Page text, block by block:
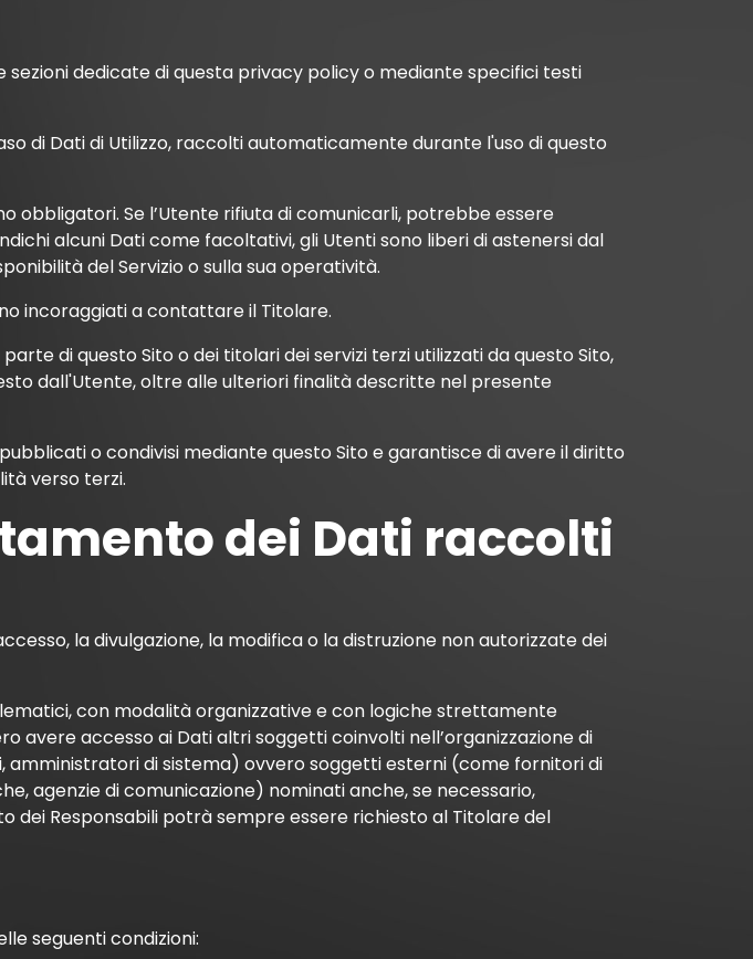
dedicate di questa privacy policy o mediante specifici testi
di Dati di Utilizzo, raccolti automaticamente durante l'uso di questo
obbligatori. Se l’Utente rifiuta di comunicarli, potrebbe essere
alcuni Dati come facoltativi, gli Utenti sono liberi di astenersi dal
del Servizio o sulla sua operatività.
incoraggiati a contattare il Titolare.
di questo Sito o dei titolari dei servizi terzi utilizzati da questo Sito,
dall'Utente, oltre alle ulteriori finalità descritte nel presente
o condivisi mediante questo Sito e garantisce di avere il diritto
verso terzi.
dei Dati raccolti
la divulgazione, la modifica o la distruzione non autorizzate dei
con modalità organizzative e con logiche strettamente
avere accesso ai Dati altri soggetti coinvolti nell’organizzazione di
di sistema) ovvero soggetti esterni (come fornitori di
agenzie di comunicazione) nominati anche, se necessario,
dei Responsabili potrà sempre essere richiesto al Titolare del
seguenti condizioni: